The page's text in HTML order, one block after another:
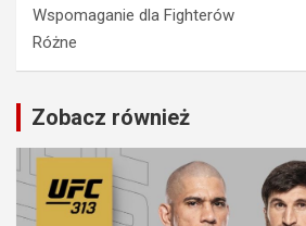
Wspomaganie dla Fighterów
Różne
Zobacz również